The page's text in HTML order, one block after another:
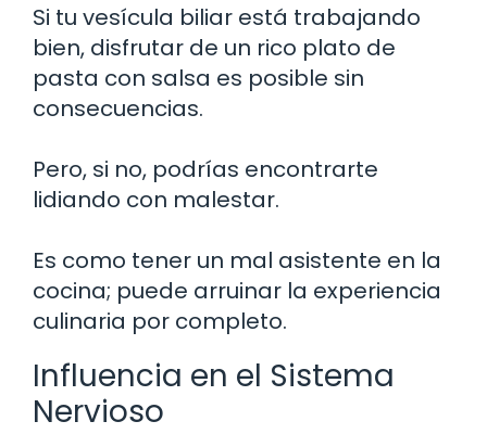
Si tu vesícula biliar está trabajando
bien, disfrutar de un rico plato de
pasta con salsa es posible sin
consecuencias.
Pero, si no, podrías encontrarte
lidiando con malestar.
Es como tener un mal asistente en la
cocina; puede arruinar la experiencia
culinaria por completo.
Influencia en el Sistema
Nervioso